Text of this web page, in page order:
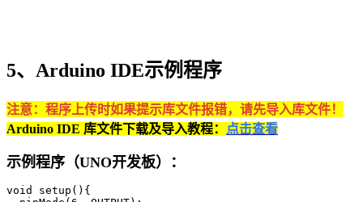
5、Arduino IDE示例程序
注意：程序上传时如果提示库文件报错，请先导入库文件！
Arduino IDE 库文件下载及导入教程： 点击查看
示例程序（UNO开发板）：
void setup(){